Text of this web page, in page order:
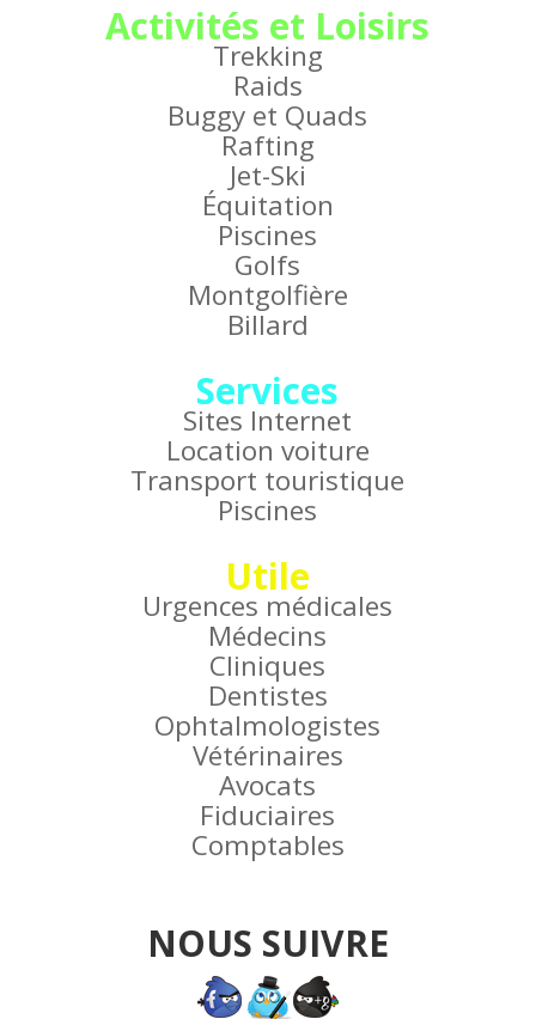
Activités et Loisirs
Trekking
Raids
Buggy et Quads
Rafting
Jet-Ski
Équitation
Piscines
Golfs
Montgolfière
Billard
Services
Sites Internet
Location voiture
Transport touristique
Piscines
Utile
Urgences médicales
Médecins
Cliniques
Dentistes
Ophtalmologistes
Vétérinaires
Avocats
Fiduciaires
Comptables
NOUS SUIVRE